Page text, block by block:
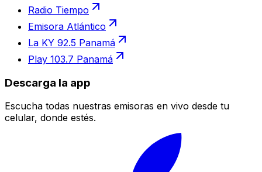
Radio Tiempo
Emisora Atlántico
La KY 92.5 Panamá
Play 103.7 Panamá
Descarga la app
Escucha todas nuestras emisoras en vivo desde tu
celular, donde estés.